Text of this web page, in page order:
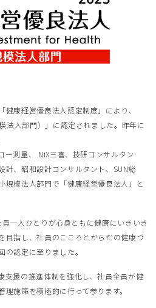
康経営優良法人認定制度」により、
法人部門）」に認定されました。昨年に
ー測量、 NiX三喜、技研コンサルタン
計、昭和設計コンサルタント、SUN総
規模法人部門で「健康経営優良法人」と
一人ひとりが心身ともに健康にいきいき
目指し、社員のこころとからだの健康づ
の認定に至りました。
支援の推進体制を強化し、社員全員が健
施策を積極的に行って参ります。